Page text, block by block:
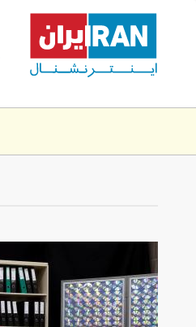
content